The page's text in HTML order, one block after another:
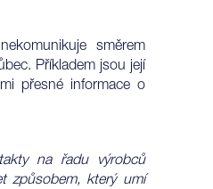
směrem
Příkladem jsou její
přesné informace o
na řadu výrobců
způsobem, který umí